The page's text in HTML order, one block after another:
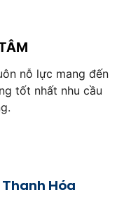
nỗ lực mang đến
tốt nhất nhu cầu
Hóa